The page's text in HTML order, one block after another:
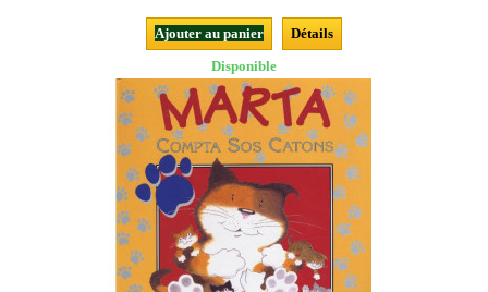
Ajouter au panier
Détails
Disponible